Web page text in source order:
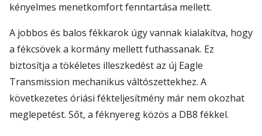
kényelmes menetkomfort fenntartása mellett.
A jobbos és balos fékkarok úgy vannak kialakítva, hogy
a fékcsövek a kormány mellett futhassanak. Ez
biztosítja a tökéletes illeszkedést az új Eagle
Transmission mechanikus váltószettekhez. A
következetes óriási fékteljesítmény már nem okozhat
meglepetést. Sőt, a féknyereg közös a DB8 fékkel.